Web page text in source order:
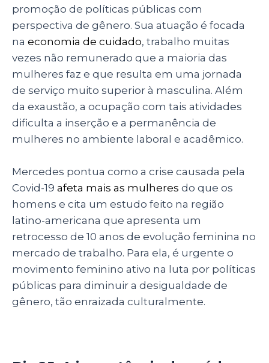
promoção de políticas públicas com
perspectiva de gênero. Sua atuação é focada
na economia de cuidado, trabalho muitas
vezes não remunerado que a maioria das
mulheres faz e que resulta em uma jornada
de serviço muito superior à masculina. Além
da exaustão, a ocupação com tais atividades
dificulta a inserção e a permanência de
mulheres no ambiente laboral e acadêmico.
Mercedes pontua como a crise causada pela
Covid-19 afeta mais as mulheres do que os
homens e cita um estudo feito na região
latino-americana que apresenta um
retrocesso de 10 anos de evolução feminina no
mercado de trabalho. Para ela, é urgente o
movimento feminino ativo na luta por políticas
públicas para diminuir a desigualdade de
gênero, tão enraizada culturalmente.